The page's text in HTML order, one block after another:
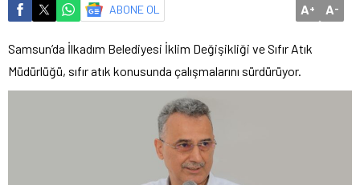
ABONE OL A+ A-
Samsun’da İlkadım Belediyesi İklim Değişikliği ve Sıfır Atık
Müdürlüğü, sıfır atık konusunda çalışmalarını sürdürüyor.